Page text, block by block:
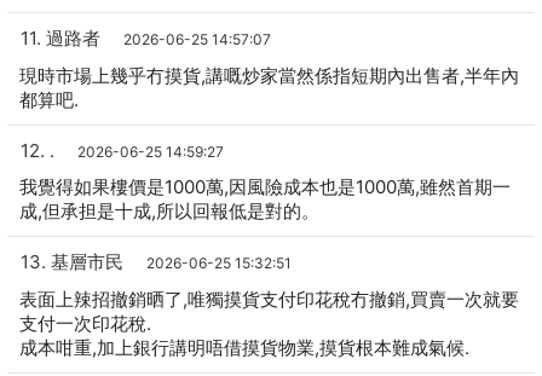
11. 過路者 2026-06-25 14:57:07
現時市場上幾乎冇摸貨,講嘅炒家當然係指短期內出售者,半年內
都算吧.
12. . 2026-06-25 14:59:27
我覺得如果樓價是1000萬,因風險成本也是1000萬,雖然首期一
成,但承担是十成,所以回報低是對的。
13. 基層市民 2026-06-25 15:32:51
表面上辣招撤銷晒了,唯獨摸貨支付印花稅冇撤銷,買賣一次就要
支付一次印花稅.
成本咁重,加上銀行講明唔借摸貨物業,摸貨根本難成氣候.